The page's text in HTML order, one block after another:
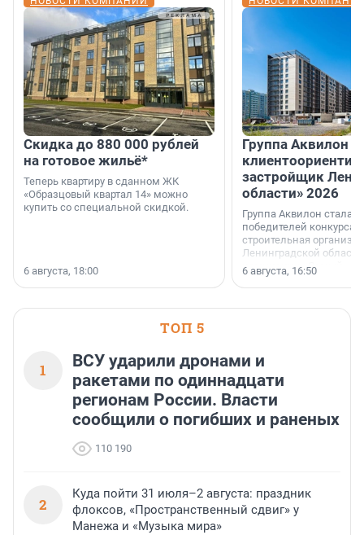
Скидка до 880 000 рублей
на готовое жильё*
Теперь квартиру в сданном ЖК
«Образцовый квартал 14» можно
купить со специальной скидкой.
6 августа, 18:00
Группа Аквилон
застройщик
области» 2026
Группа Аквилон стала
победителей конкурса
строительная
Ленинградской области
номинации «Самый
застройщик
области».
6 августа, 16:50
ТОП 5
1
ВСУ ударили дронами и
ракетами по одиннадцати
регионам России. Власти
сообщили о погибших и раненых
110 190
2
Куда пойти 31 июля–2 августа: праздник
флоксов, «Пространственный сдвиг» у
Манежа и «Музыка мира»